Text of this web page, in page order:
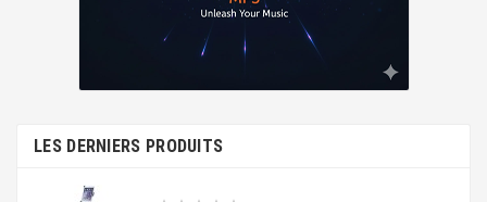
LES DERNIERS PRODUITS